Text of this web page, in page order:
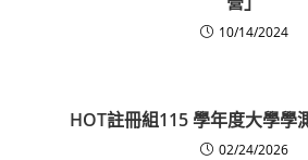
10/14/2024
HOT註冊組115 學年度大學學
02/24/2026